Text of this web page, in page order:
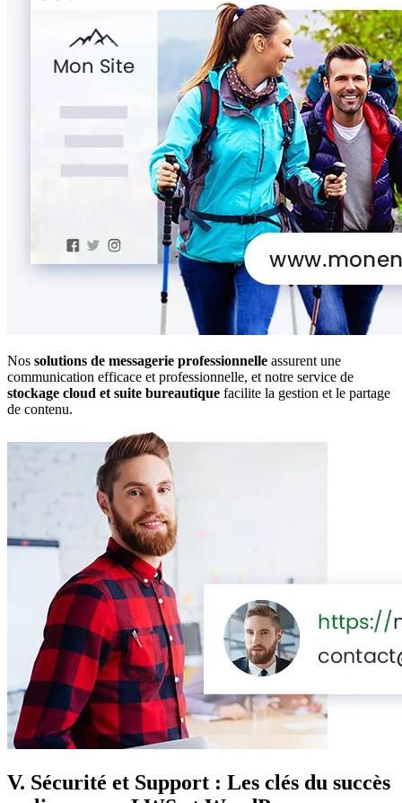
Nos solutions de messagerie professionnelle assurent une
communication efficace et professionnelle, et notre service de
stockage cloud et suite bureautique facilite la gestion et le partage
de contenu.
V. Sécurité et Support : Les clés du succès